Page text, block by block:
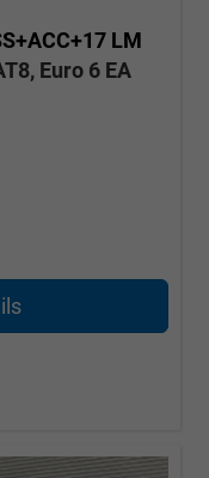
LM
Euro 6 EA